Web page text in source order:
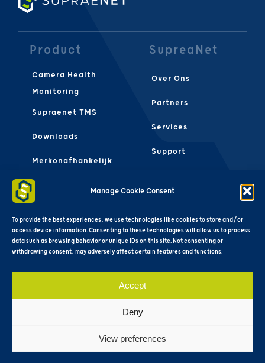
Manage Cookie Consent
To provide the best experiences, we use technologies like cookies to store and/or
access device information. Consenting to these technologies will allow us to process
data such as browsing behavior or unique IDs on this site. Not consenting or
withdrawing consent, may adversely affect certain features and functions.
Accept
Deny
View preferences
Product
Camera Health
Monitoring
Supraenet TMS
Downloads
Merkonafhankelijk
FAQS
SupreaNet
Over Ons
Partners
Services
Support
Algemene